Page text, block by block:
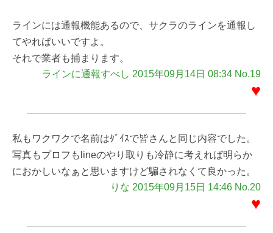
ラインには通報機能あるので、サクラのラインを通報し
てやればいいですよ。
それで業者も捕まります。
ラインに通報すべし 2015年09月14日 08:34 No.19
♥
私もワクワクで名前はﾀﾞｲｽで皆さんと同じ内容でした。
写真もプロフもlineのやり取りも冷静に考えれば明らか
におかしいなぁと思いますけど騙されなくて良かった。
りな 2015年09月15日 14:46 No.20
♥